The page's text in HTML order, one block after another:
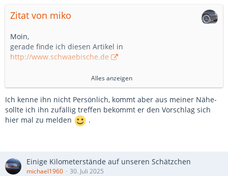
Zitat von miko
Moin,
gerade finde ich diesen Artikel in
http://www.schwaebische.de
https://www.schwaebische.de/re…ter-zurueckgelegt-
4037685
kennt den jemand?
Alles anzeigen
Ich kenne ihn nicht Persönlich, kommt aber aus meiner Nähe-
sollte ich ihn zufällig treffen bekommt er den Vorschlag sich
hier mal zu melden
.
Einige Kilometerstände auf unseren Schätzchen
michael1960 30. Juli 2025